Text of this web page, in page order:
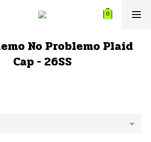
No Problemo Plaid
Cap - 26SS